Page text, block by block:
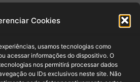
Cookies
usamos tecnologias como
acessar informações do dispositivo. O
nos permitirá processar dados
ou IDs exclusivos neste site. Não
internacionais:
a pena investir fora do
XP - 04/10/2024
regulamentações